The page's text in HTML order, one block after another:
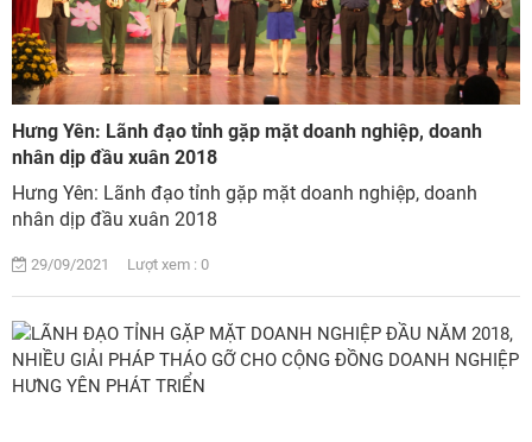
Hưng Yên: Lãnh đạo tỉnh gặp mặt doanh nghiệp, doanh
nhân dịp đầu xuân 2018
Hưng Yên: Lãnh đạo tỉnh gặp mặt doanh nghiệp, doanh
nhân dịp đầu xuân 2018
29/09/2021 Lượt xem : 0